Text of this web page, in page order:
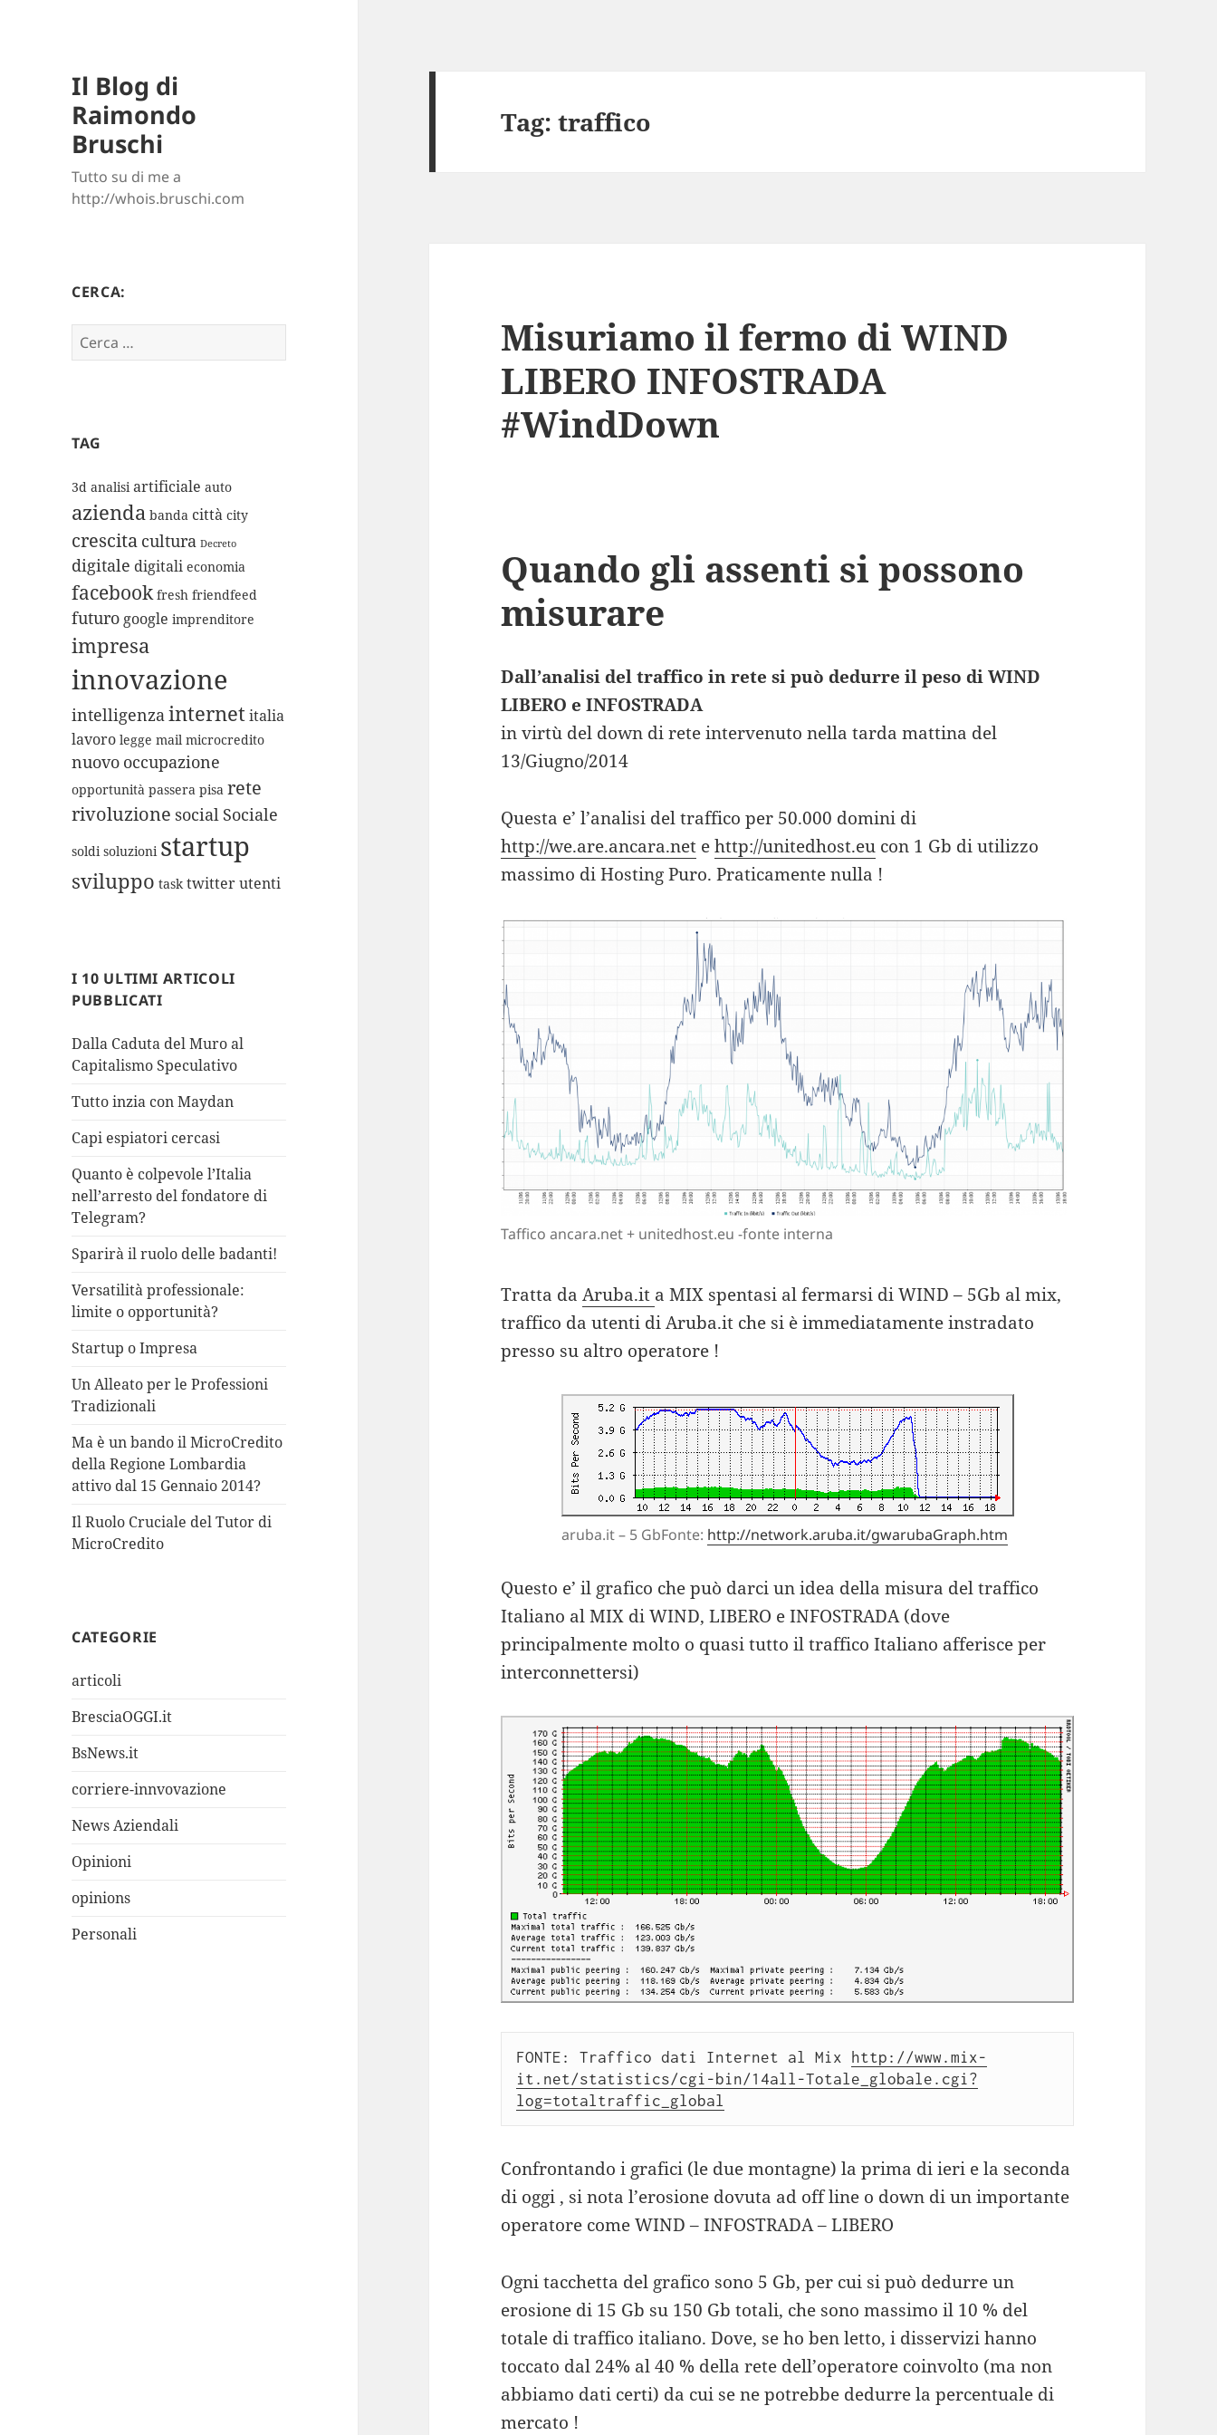
Il Blog di
Raimondo
Bruschi
Tutto su di me a
http://whois.bruschi.com
CERCA:
Ricerca
per:
TAG
3d analisi artificiale auto
azienda banda città city
crescita cultura Decreto
digitale digitali economia
facebook fresh friendfeed
futuro google imprenditore
impresa
innovazione
intelligenzainternetitalia
lavoro legge mail microcredito
nuovo occupazione
opportunità passera pisa rete
rivoluzione social Sociale
soldi soluzioni startup
sviluppo task twitterutenti
I 10 ULTIMI ARTICOLI
PUBBLICATI
Dalla Caduta del Muro al
Capitalismo Speculativo
Tutto inzia con Maydan
Capi espiatori cercasi
Quanto è colpevole l’Italia
nell’arresto del fondatore di
Telegram?
Sparirà il ruolo delle badanti!
Versatilità professionale:
limite o opportunità?
Startup o Impresa
Un Alleato per le Professioni
Tradizionali
Ma è un bando il MicroCredito
della Regione Lombardia
attivo dal 15 Gennaio 2014?
Il Ruolo Cruciale del Tutor di
MicroCredito
CATEGORIE
articoli
BresciaOGGI.it
BsNews.it
corriere-innvovazione
News Aziendali
Opinioni
opinions
Personali
Tag:traffico
Misuriamo il fermo di WIND
LIBERO INFOSTRADA
#WindDown
Quando gli assenti si possono
misurare
Dall’analisi del traffico in rete si può dedurre il peso di WIND
LIBERO e INFOSTRADA
in virtù del down di rete intervenuto nella tarda mattina del
13/Giugno/2014
Questa e’ l’analisi del traffico per 50.000 domini di
http://we.are.ancara.net ehttp://unitedhost.eu con 1 Gb di utilizzo
massimo di Hosting Puro. Praticamente nulla !
Taffico ancara.net + unitedhost.eu -fonte interna
Tratta daAruba.it a MIX spentasi al fermarsi di WIND – 5Gb al mix,
traffico da utenti di Aruba.it che si è immediatamente instradato
presso su altro operatore !
aruba.it – 5 GbFonte: http://network.aruba.it/gwarubaGraph.htm
Questo e’ il grafico che può darci un idea della misura del traffico
Italiano al MIX di WIND, LIBERO e INFOSTRADA (dove
principalmente molto o quasi tutto il traffico Italiano afferisce per
interconnettersi)
FONTE: Traffico dati Internet al Mix
http://www.mix-
it.net/statistics/cgi-bin/14all-Totale_globale.cgi?
log=totaltraffic_global
Confrontando i grafici (le due montagne) la prima di ieri e la seconda
di oggi , si nota l’erosione dovuta ad off line o down di un importante
operatore come WIND – INFOSTRADA – LIBERO
Ogni tacchetta del grafico sono 5 Gb, per cui si può dedurre un
erosione di 15 Gb su 150 Gb totali, che sono massimo il 10 % del
totale di traffico italiano. Dove, se ho ben letto, i disservizi hanno
toccato dal 24% al 40 % della rete dell’operatore coinvolto (ma non
abbiamo dati certi) da cui se ne potrebbe dedurre la percentuale di
mercato !